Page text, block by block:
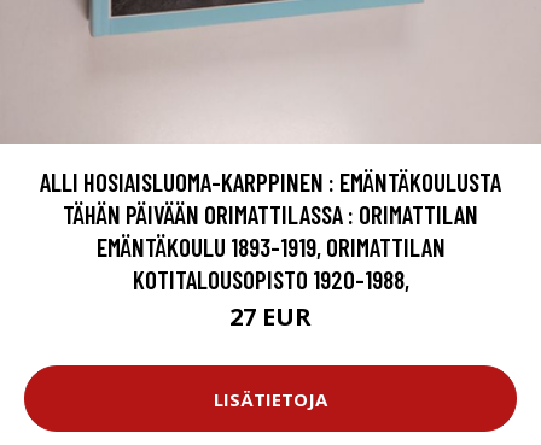
ALLI HOSIAISLUOMA-KARPPINEN : EMÄNTÄKOULUSTA
TÄHÄN PÄIVÄÄN ORIMATTILASSA : ORIMATTILAN
EMÄNTÄKOULU 1893-1919, ORIMATTILAN
KOTITALOUSOPISTO 1920-1988,
27 EUR
LISÄTIETOJA